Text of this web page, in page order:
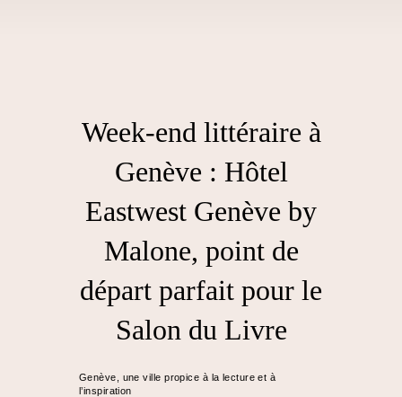
Week-end littéraire à
Genève : Hôtel
Eastwest Genève by
Malone, point de
départ parfait pour le
Salon du Livre
Genève, une ville propice à la lecture et à
l’inspiration